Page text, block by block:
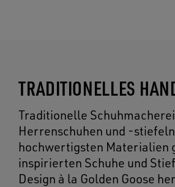
TRADITIONELLES
Traditionelle
Herrenschuhen und -
hochwertigsten Materialien
inspirierten Schuhe und
Design à la Golden Goose